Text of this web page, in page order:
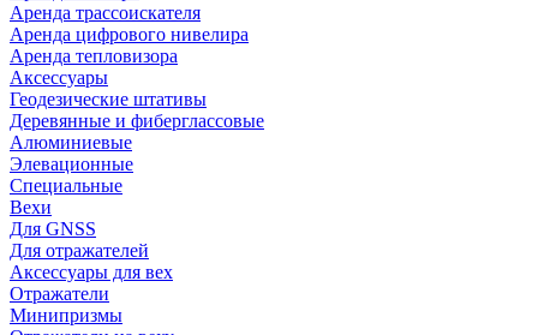
Аренда трассоискателя
Аренда цифрового нивелира
Аренда тепловизора
Аксессуары
Геодезические штативы
Деревянные и фиберглассовые
Алюминиевые
Элевационные
Специальные
Вехи
Для GNSS
Для отражателей
Аксессуары для вех
Отражатели
Минипризмы